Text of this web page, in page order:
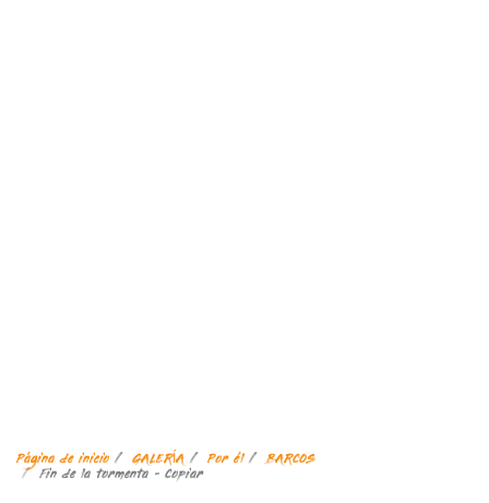
Página de inicio GALERÍA Por él
BARCOS
Fin de la tormenta - Copiar